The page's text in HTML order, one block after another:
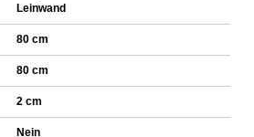
Leinwand
80 cm
80 cm
2 cm
Nein